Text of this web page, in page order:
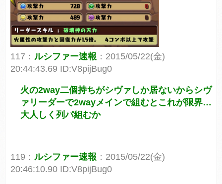
117： ルシファー速報 ：2015/05/22(金)
20:44:43.69 ID:V8pijBug0
火の2way二個持ちがシヴァしか居ないからシヴ
ァリーダーで2wayメインで組むとこれが限界…
大人しく列パ組むか
119： ルシファー速報 ：2015/05/22(金)
20:46:10.90 ID:V8pijBug0